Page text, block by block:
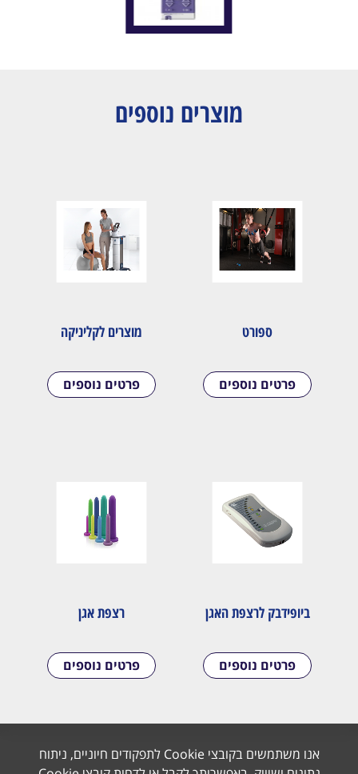
אנו משתמשים בקובצי Cookie לתפקודים חיוניים, ניתוח
מוצרים נוספים
ספורט
פרטים נוספים
מוצרים לקליניקה
פרטים נוספים
ביופידבק לרצפת האגן
פרטים נוספים
רצפת אגן
פרטים נוספים